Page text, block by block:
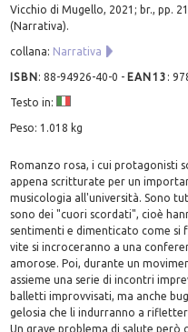
Vicchio di Mugello, 2021; br., pp.
(Narrativa).
collana: Narrativa
ISBN:88-94926-40-0 - EAN13 :
Testo in:
Peso: 1.018 kg
Romanzo rosa, i cui protagonisti
appena scritturate per un
musicologia all'università. Sono
sono dei "cuori scordati", cioè
sentimenti e dimenticato come si
vite si incroceranno a una
amorose. Poi, durante un
assieme una serie di incontri
balletti improvvisati, ma anche
gelosia che li indurranno a
Un grave problema di salute